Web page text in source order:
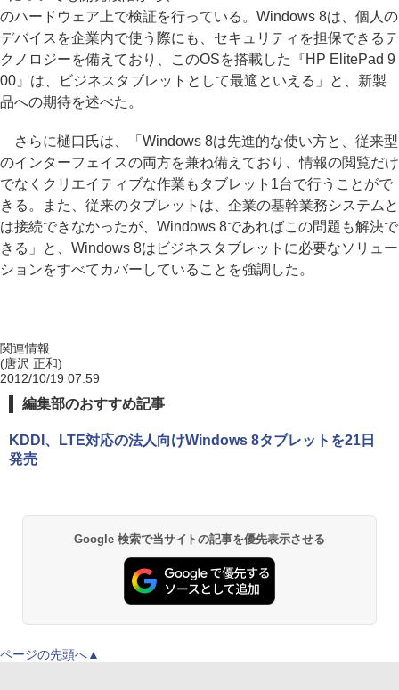
のハードウェア上で検証を行っている。Windows 8は、個人の
デバイスを企業内で使う際にも、セキュリティを担保できるテ
クノロジーを備えており、このOSを搭載した『HP ElitePad 9
00』は、ビジネスタブレットとして最適といえる」と、新製
品への期待を述べた。
さらに樋口氏は、「Windows 8は先進的な使い方と、従来型
のインターフェイスの両方を兼ね備えており、情報の閲覧だけ
でなくクリエイティブな作業もタブレット1台で行うことがで
きる。また、従来のタブレットは、企業の基幹業務システムと
は接続できなかったが、Windows 8であればこの問題も解決で
きる」と、Windows 8はビジネスタブレットに必要なソリュー
ションをすべてカバーしていることを強調した。
関連情報
(唐沢 正和)
2012/10/19 07:59
編集部のおすすめ記事
KDDI、LTE対応の法人向けWindows 8タブレットを21日
発売
Google 検索で当サイトの記事を優先表示させる
ページの先頭へ▲